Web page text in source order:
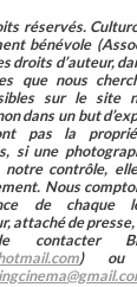
réservés.
bénévole
droits d’auteur,
que nous
sur le site
dans un but
pas la
si une
notre contrôle,
Nous
de chaque
attaché de
contacter
) ou